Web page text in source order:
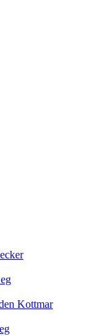
Kottmar